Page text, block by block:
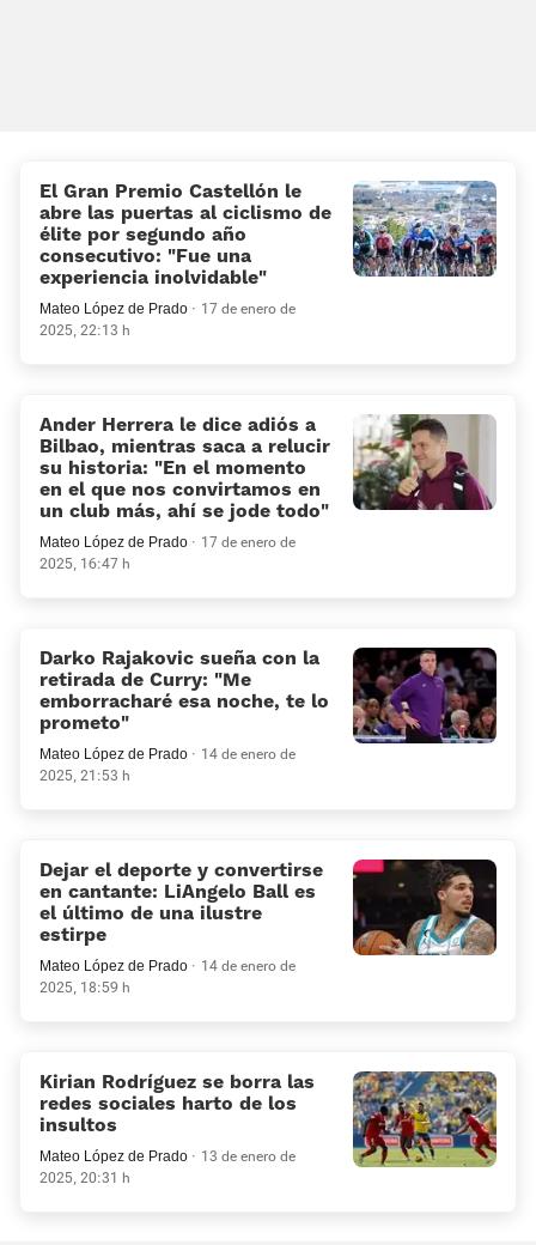
El Gran Premio Castellón le
abre las puertas al ciclismo de
élite por segundo año
consecutivo: “Fue una
experiencia inolvidable“
Mateo López de Prado
17 de enero de
2025, 22:13 h
Ander Herrera le dice adiós a
Bilbao, mientras saca a relucir
su historia: «En el momento
en el que nos convirtamos en
un club más, ahí se jode todo»
Mateo López de Prado
17 de enero de
2025, 16:47 h
Darko Rajakovic sueña con la
retirada de Curry: “Me
emborracharé esa noche, te lo
prometo”
Mateo López de Prado
14 de enero de
2025, 21:53 h
Dejar el deporte y convertirse
en cantante: LiAngelo Ball es
el último de una ilustre
estirpe
Mateo López de Prado
14 de enero de
2025, 18:59 h
Kirian Rodríguez se borra las
redes sociales harto de los
insultos
Mateo López de Prado
13 de enero de
2025, 20:31 h